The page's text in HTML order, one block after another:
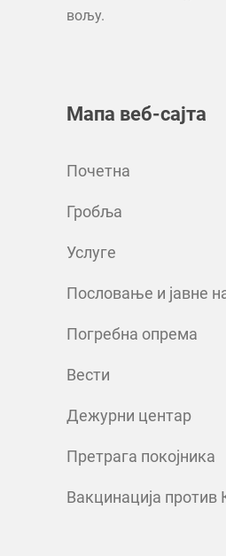
вољу.
Мапа веб-сајта
Почетна
Гробља
Услуге
Пословање и јавне
Погребна опрема
Вести
Дежурни центар
Претрага покојника
Вакцинација